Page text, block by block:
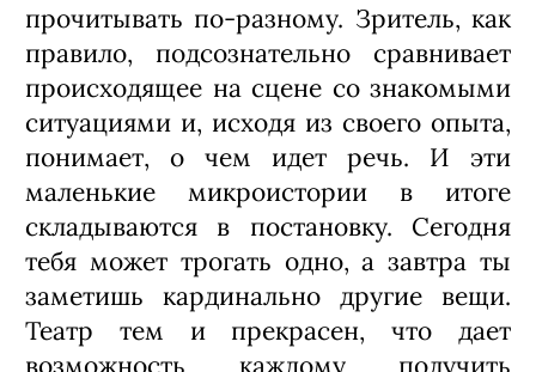
Сегодня модно ставить без слов. Как
реагирует публика на этот «тренд»?
У меня идет восемь спектаклей в
Москве и, судя по посещаемости и
отзывам в соцсетях, люди проникаются
такими работами,
сопереживают персонажам.
Эмоциональный отклик очень